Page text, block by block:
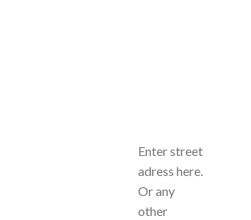
Enter street
adress here.
Or any
other